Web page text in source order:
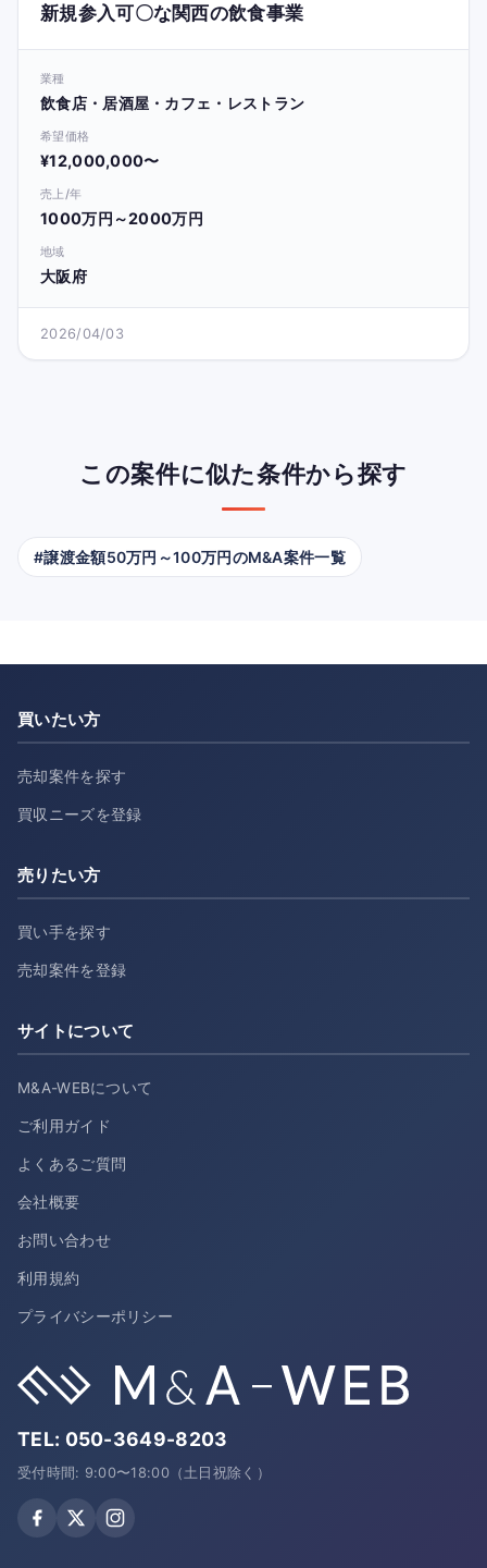
新規参入可〇な関西の飲食事業
業種
飲食店・居酒屋・カフェ・レストラン
希望価格
¥12,000,000〜
売上/年
1000万円～2000万円
地域
大阪府
2026/04/03
この案件に似た条件から探す
#譲渡金額50万円～100万円のM&A案件一覧
買いたい方
売却案件を探す
買収ニーズを登録
売りたい方
買い手を探す
売却案件を登録
サイトについて
M&A-WEBについて
ご利用ガイド
よくあるご質問
会社概要
お問い合わせ
利用規約
プライバシーポリシー
TEL: 050-3649-8203
受付時間: 9:00〜18:00（土日祝除く）